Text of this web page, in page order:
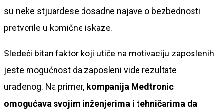
su neke stjuardese dosadne najave o bezbednosti
pretvorile u komične iskaze.
Sledeći bitan faktor koji utiče na motivaciju zaposlenih
jeste mogućnost da zaposleni vide rezultate
urađenog. Na primer, kompanija Medtronic
omogućava svojim inženjerima i tehničarima da